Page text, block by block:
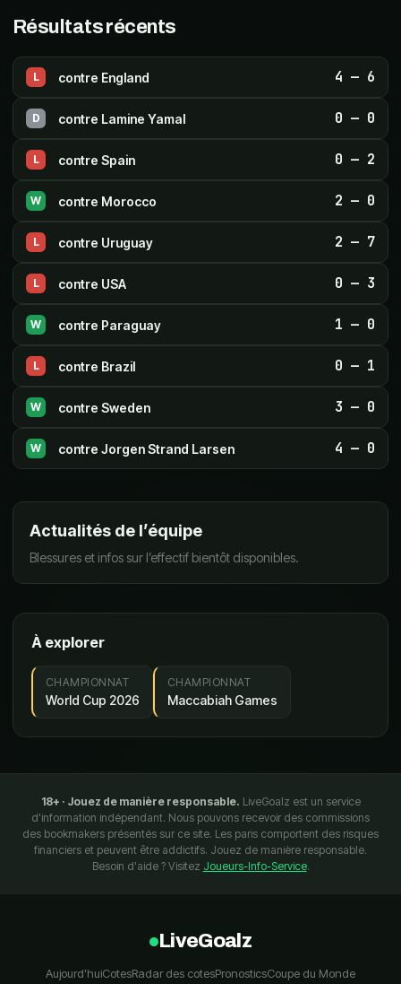
Résultats récents
L contre England 4 — 6
D contre Lamine Yamal 0 — 0
L contre Spain 0 — 2
W contre Morocco 2 — 0
L contre Uruguay 2 — 7
L contre USA 0 — 3
W contre Paraguay 1 — 0
L contre Brazil 0 — 1
W contre Sweden 3 — 0
W contre Jorgen Strand Larsen 4 — 0
Actualités de l’équipe
Blessures et infos sur l’effectif bientôt disponibles.
À explorer
CHAMPIONNAT
World Cup 2026
CHAMPIONNAT
Maccabiah Games
18+ · Jouez de manière responsable. LiveGoalz est un service
d'information indépendant. Nous pouvons recevoir des commissions
des bookmakers présentés sur ce site. Les paris comportent des risques
financiers et peuvent être addictifs. Jouez de manière responsable.
Besoin d'aide ? Visitez Joueurs-Info-Service.
LiveGoalz
Aujourd'huiCotesRadar des cotesPronosticsCoupe du Monde